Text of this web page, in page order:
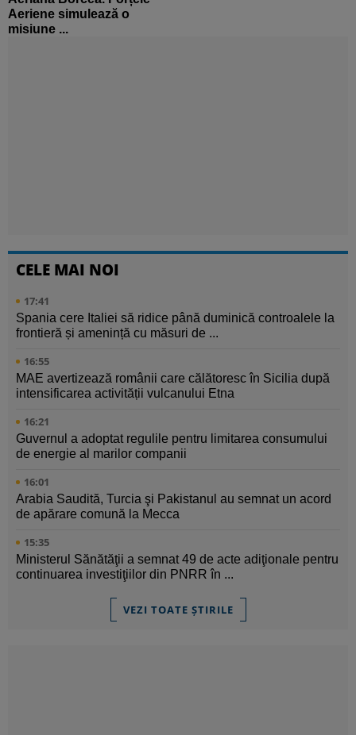
Aeriene simulează o
misiune ...
CELE MAI NOI
17:41
Spania cere Italiei să ridice până duminică controalele la
frontieră și amenință cu măsuri de ...
16:55
MAE avertizează românii care călătoresc în Sicilia după
intensificarea activității vulcanului Etna
16:21
Guvernul a adoptat regulile pentru limitarea consumului
de energie al marilor companii
16:01
Arabia Saudită, Turcia şi Pakistanul au semnat un acord
de apărare comună la Mecca
15:35
Ministerul Sănătăţii a semnat 49 de acte adiţionale pentru
continuarea investiţiilor din PNRR în ...
VEZI TOATE ȘTIRILE